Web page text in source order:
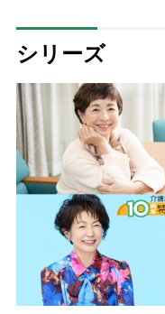
シリーズ